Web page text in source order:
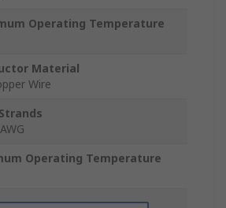
Operating Temperature
Material
Wire
Operating Temperature